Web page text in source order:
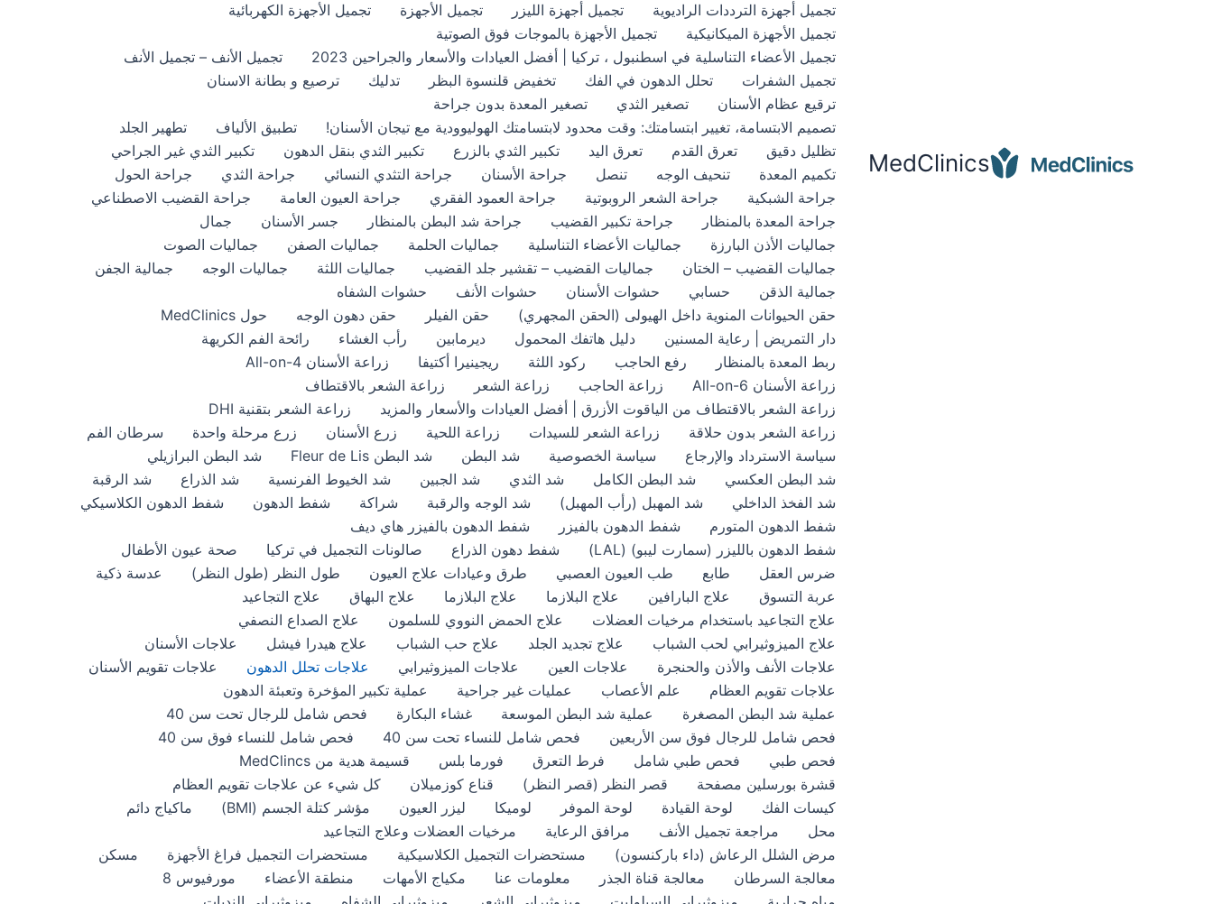
MedClinics
تجميل أجهزة الترددات الراديوية
تجميل أجهزة الليزر تجميل الأجهزة
تجميل الأجهزة الكهربائية
تجميل الأجهزة الميكانيكية
تجميل الأجهزة بالموجات فوق الصوتية
تجميل الأعضاء التناسلية في اسطنبول ، تركيا | أفضل العيادات والأسعار والجراحين 2023
تجميل الأنف – تجميل الأنف
تجميل الشفرات
تحلل الدهون في الفك تخفيض قلنسوة البظر تدليك
ترصيع و بطانة الاسنان
ترقيع عظام الأسنان
تصغير الثدي
تصغير المعدة بدون جراحة
تصميم الابتسامة، تغيير ابتسامتك: وقت محدود لابتسامتك الهوليوودية مع تيجان الأسنان!
تطبيق الألياف
تطهير الجلد
تظليل دقيق
تعرق القدم تعرق اليد تكبير الثدي بالزرع تكبير الثدي بنقل الدهون
تكبير الثدي غير الجراحي
تكميم المعدة
تنحيف الوجه تنصل جراحة الأسنان جراحة التثدي النسائي جراحة الثدي
جراحة الحول
جراحة الشبكية
جراحة الشعر الروبوتية جراحة العمود الفقري جراحة العيون العامة
جراحة القضيب الاصطناعي
جراحة المعدة بالمنظار
جراحة تكبير القضيب جراحة شد البطن بالمنظار جسر الأسنان
جمال
جماليات الأذن البارزة
جماليات الأعضاء التناسلية جماليات الحلمة جماليات الصفن
جماليات الصوت
جماليات القضيب – الختان
جماليات القضيب – تقشير جلد القضيب جماليات اللثة جماليات الوجه
جمالية الجفن
جمالية الذقن
حسابي حشوات الأسنان حشوات الأنف
حشوات الشفاه
حقن الحيوانات المنوية داخل الهيولى (الحقن المجهري)
حقن الفيلر حقن دهون الوجه
حول MedClinics
دار التمريض | رعاية المسنين
دليل هاتفك المحمول ديرمابين رأب الغشاء
رائحة الفم الكريهة
ربط المعدة بالمنظار
رفع الحاجب ركود اللثة ريجينيرا أكتيفا
زراعة الأسنان All-on-4
زراعة الأسنان All-on-6
زراعة الحاجب زراعة الشعر
زراعة الشعر بالاقتطاف
زراعة الشعر بالاقتطاف من الياقوت الأزرق | أفضل العيادات والأسعار والمزيد
زراعة الشعر بتقنية DHI
زراعة الشعر بدون حلاقة
زراعة الشعر للسيدات زراعة اللحية زرع الأسنان زرع مرحلة واحدة
سرطان الفم
سياسة الاسترداد والإرجاع
سياسة الخصوصية شد البطن شد البطن Fleur de Lis
شد البطن البرازيلي
شد البطن العكسي
شد البطن الكامل شد الثدي شد الجبين شد الخيوط الفرنسية شد الذراع
شد الرقبة
شد الفخذ الداخلي
شد المهبل (رأب المهبل) شد الوجه والرقبة شراكة شفط الدهون
شفط الدهون الكلاسيكي
شفط الدهون المتورم
شفط الدهون بالفيزر
شفط الدهون بالفيزر هاي ديف
شفط الدهون بالليزر (سمارت ليبو) (LAL)
شفط دهون الذراع صالونات التجميل في تركيا
صحة عيون الأطفال
ضرس العقل
طابع طب العيون العصبي طرق وعيادات علاج العيون طول النظر (طول النظر)
عدسة ذكية
عربة التسوق
علاج البارافين علاج البلازما علاج البلازما علاج البهاق
علاج التجاعيد
علاج التجاعيد باستخدام مرخيات العضلات
علاج الحمض النووي للسلمون
علاج الصداع النصفي
علاج الميزوثيرابي لحب الشباب
علاج تجديد الجلد علاج حب الشباب علاج هيدرا فيشل
علاجات الأسنان
علاجات الأنف والأذن والحنجرة
علاجات العين علاجات الميزوثيرابي علاجات تحلل الدهون
علاجات تقويم الأسنان
علاجات تقويم العظام
علم الأعصاب عمليات غير جراحية
عملية تكبير المؤخرة وتعبئة الدهون
عملية شد البطن المصغرة
عملية شد البطن الموسعة غشاء البكارة
فحص شامل للرجال تحت سن 40
فحص شامل للرجال فوق سن الأربعين
فحص شامل للنساء تحت سن 40
فحص شامل للنساء فوق سن 40
فحص طبي
فحص طبي شامل فرط التعرق فورما بلس
قسيمة هدية من MedClincs
قشرة بورسلين مصفحة
قصر النظر (قصر النظر) قناع كوزميلان
كل شيء عن علاجات تقويم العظام
كيسات الفك
لوحة القيادة لوحة الموفر لوميكا ليزر العيون مؤشر كتلة الجسم (BMI)
ماكياج دائم
محل
مراجعة تجميل الأنف مرافق الرعاية
مرخيات العضلات وعلاج التجاعيد
مرض الشلل الرعاش (داء باركنسون)
مستحضرات التجميل الكلاسيكية مستحضرات التجميل فراغ الأجهزة
مسكن
معالجة السرطان
معالجة قناة الجذر معلومات عنا مكياج الأمهات منطقة الأعضاء
مورفيوس 8